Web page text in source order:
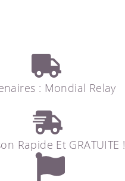
: Mondial Relay
Rapide Et GRATUITE !